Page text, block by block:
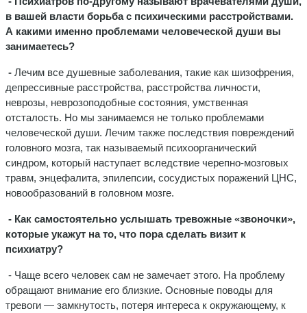
в вашей власти борьба с психическими расстройствами.
А какими именно проблемами человеческой души вы
занимаетесь?
- Лечим все душевные заболевания, такие как шизофрения,
депрессивные расстройства, расстройства личности,
неврозы, неврозоподобные состояния, умственная
отсталость. Но мы занимаемся не только проблемами
человеческой души. Лечим также последствия повреждений
головного мозга, так называемый психоорганический
синдром, который наступает вследствие черепно-мозговых
травм, энцефалита, эпилепсии, сосудистых поражений ЦНС,
новообразований в головном мозге.
- Как самостоятельно услышать тревожные «звоночки»,
которые укажут на то, что пора сделать визит к
психиатру?
- Чаще всего человек сам не замечает этого. На проблему
обращают внимание его близкие. Основные поводы для
тревоги — замкнутость, потеря интереса к окружающему, к